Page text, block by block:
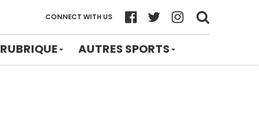
CONNECT WITH US
RUBRIQUE AUTRES SPORTS